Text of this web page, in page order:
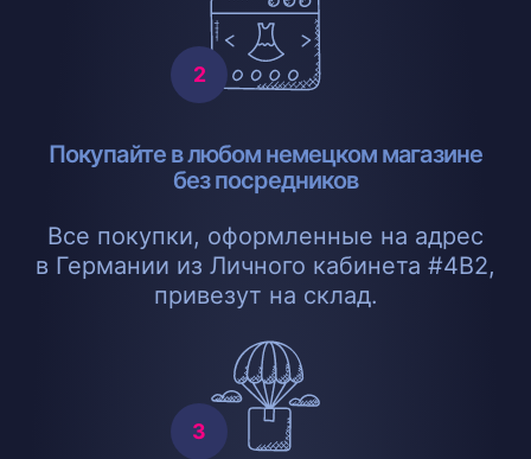
Покупайте в любом немецком магазине
без посредников
Все покупки, оформленные на адрес
в Германии из Личного кабинета #4B2,
привезут на склад.